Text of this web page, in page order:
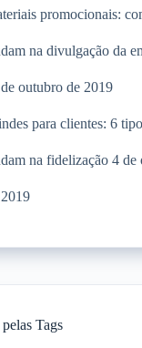
promocionais:
na divulgação da
outubro de 2019
para clientes: 6
na fidelização 4 de
Tags